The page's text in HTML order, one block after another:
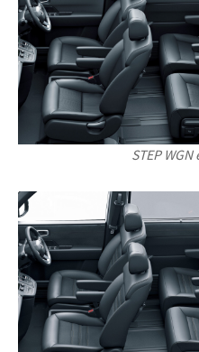
STEP WGN